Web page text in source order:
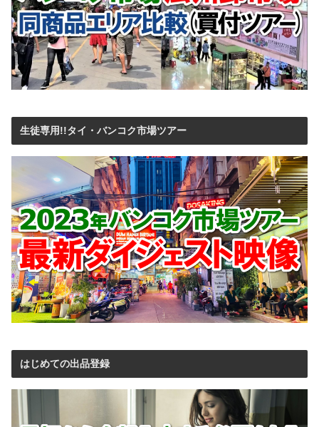
生徒専用!!タイ・バンコク市場ツアー
はじめての出品登録